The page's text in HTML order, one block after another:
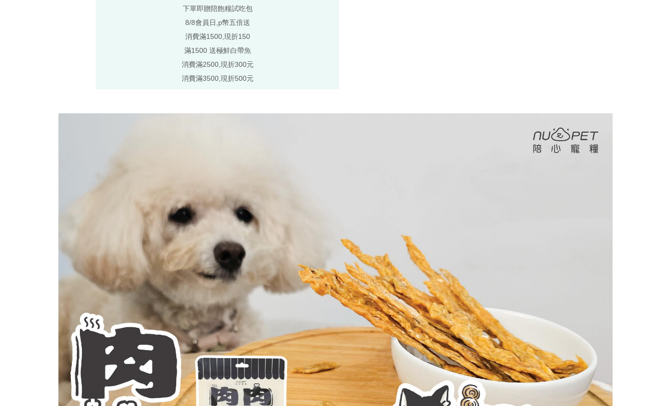
下單即贈陪飽糧試吃包
8/8會員日,p幣五倍送
消費滿1500,現折150
滿1500 送極鮮白帶魚
消費滿2500,現折300元
消費滿3500,現折500元